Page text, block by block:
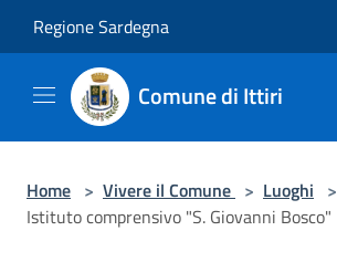
Regione Sardegna
Comune di Ittiri
Home > Vivere il Comune > Luoghi >
Istituto comprensivo "S. Giovanni Bosco"